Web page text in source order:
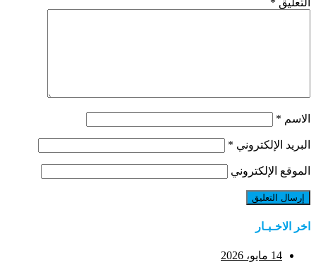
التعليق *
الاسم *
البريد الإلكتروني *
الموقع الإلكتروني
اخر الاخـبـار
14 مايو، 2026